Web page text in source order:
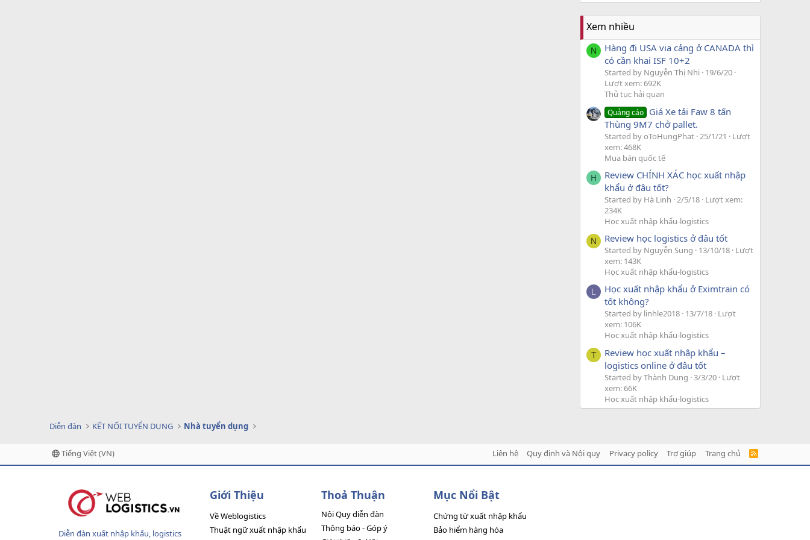
Xem nhiều
N
Hàng đi USA via cảng ở CANADA thì
có cần khai ISF 10+2
Started by Nguyễn Thị Nhi 19/6/20
Lượt xem: 692K
Thủ tục hải quan
Quảng cáo Giá Xe tải Faw 8 tấn
Thùng 9M7 chở pallet.
Started by oToHungPhat 25/1/21
Lượt
xem: 468K
Mua bán quốc tế
H
Review CHÍNH XÁC học xuất nhập
khẩu ở đâu tốt?
Started by Hà Linh 2/5/18 Lượt xem:
234K
Học xuất nhập khẩu-logistics
N Review học logistics ở đâu tốt
Started by Nguyễn Sung 13/10/18 Lượt
xem: 143K
Học xuất nhập khẩu-logistics
L
Học xuất nhập khẩu ở Eximtrain có
tốt không?
Started by linhle2018 13/7/18 Lượt
xem: 106K
Học xuất nhập khẩu-logistics
T
Review học xuất nhập khẩu –
logistics online ở đâu tốt
Started by Thành Dung 3/3/20 Lượt
xem: 66K
Học xuất nhập khẩu-logistics
Diễn đàn KẾT NỐI TUYỂN DỤNG Nhà tuyển dụng
Tiếng Việt (VN) Liên hệ Quy định và Nội quy Privacy policy Trợ giúp Trang chủ
R
Diễn đàn xuất nhập khẩu, logistics
Giới Thiệu
Về Weblogistics
Thuật ngữ xuất nhập khẩu
Thoả Thuận
Nội Quy diễn đàn
Thông báo - Góp ý
Mục Nổi Bật
Chứng từ xuất nhập khẩu
Bảo hiểm hàng hóa